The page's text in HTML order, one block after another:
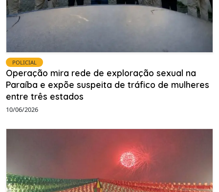
POLICIAL
Operação mira rede de exploração sexual na
Paraíba e expõe suspeita de tráfico de mulheres
entre três estados
10/06/2026